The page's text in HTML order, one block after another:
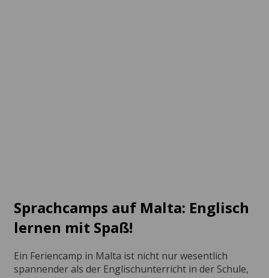
Sprachcamps auf Malta: Englisch
lernen mit Spaß!
Ein Feriencamp in Malta ist nicht nur wesentlich
spannender als der Englischunterricht in der Schule,